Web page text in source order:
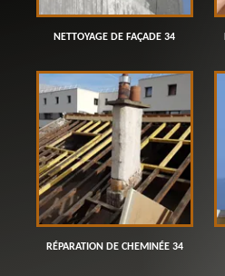
NETTOYAGE DE FAÇADE 34
RÉPARATION DE CHEMINÉE 34